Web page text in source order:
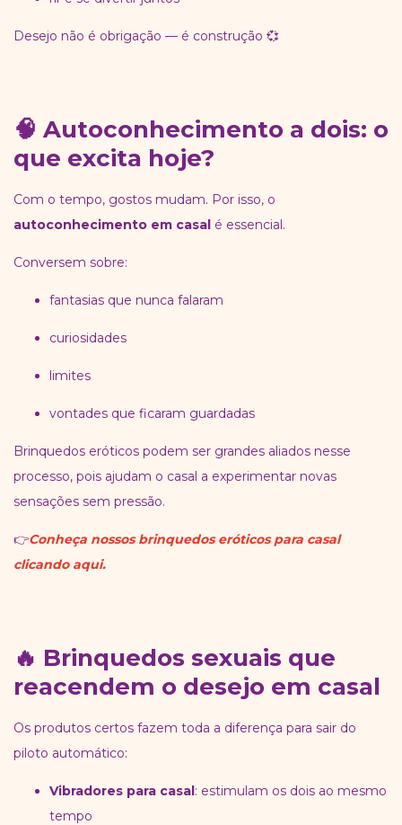
Desejo não é obrigação — é construção 💞
🧠 Autoconhecimento a dois: o
que excita hoje?
Com o tempo, gostos mudam. Por isso, o
autoconhecimento em casal é essencial.
Conversem sobre:
fantasias que nunca falaram
curiosidades
limites
vontades que ficaram guardadas
Brinquedos eróticos podem ser grandes aliados nesse
processo, pois ajudam o casal a experimentar novas
sensações sem pressão.
👉Conheça nossosbrinquedos eróticos para casal
clicando aqui.
🔥 Brinquedos sexuais que
reacendem o desejo em casal
Os produtos certos fazem toda a diferença para sair do
piloto automático:
Vibradores para casal: estimulam os dois ao mesmo
tempo